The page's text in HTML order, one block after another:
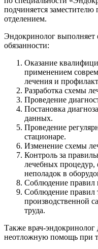
подчиняется
отделением.
Эндокринолог
обязанности:
Оказание
применением
лечения и
Разработка схемы
Проведение
Постановка
данных.
Проведение
стационаре.
Изменение схемы
Контроль за
лечебных процедур,
неполадок в
Соблюдение правил
Соблюдение правил
производственной
труда.
Также врач-эндокринолог
неотложную помощь при